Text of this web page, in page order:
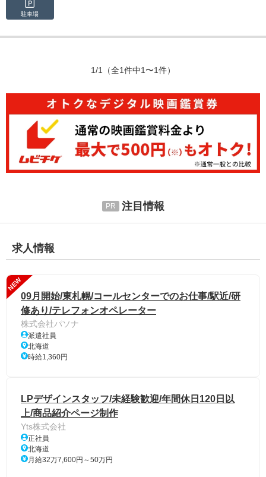
駐車場
1/1 （全1件中1〜1件）
注目情報
求人情報
NEW
09月開始/東札幌/コールセンターでのお仕事/駅近/研
修あり/テレフォンオペレーター
株式会社パソナ
派遣社員
北海道
時給1,360円
LPデザインスタッフ/未経験歓迎/年間休日120日以
上/商品紹介ページ制作
Yts株式会社
正社員
北海道
月給32万7,600円～50万円